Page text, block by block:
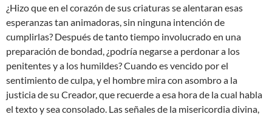
¿Hizo que en el corazón de sus criaturas se alentaran esas
esperanzas tan animadoras, sin ninguna intención de
cumplirlas? Después de tanto tiempo involucrado en una
preparación de bondad, ¿podría negarse a perdonar a los
penitentes y a los humildes? Cuando es vencido por el
sentimiento de culpa, y el hombre mira con asombro a la
justicia de su Creador, que recuerde a esa hora de la cual habla
el texto y sea consolado. Las señales de la misericordia divina,